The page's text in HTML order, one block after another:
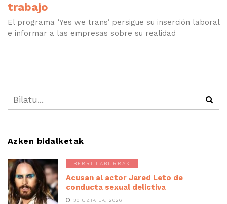
trabajo
El programa ‘Yes we trans’ persigue su inserción laboral
e informar a las empresas sobre su realidad
Azken bidalketak
BERRI LABURRAK
Acusan al actor Jared Leto de
conducta sexual delictiva
30 UZTAILA, 2026